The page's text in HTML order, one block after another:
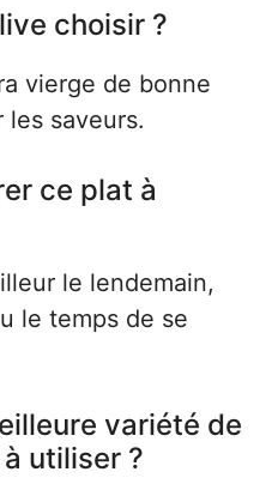
choisir ?
vierge de bonne
saveurs.
ce plat à
le lendemain,
le temps de se
variété de
utiliser ?